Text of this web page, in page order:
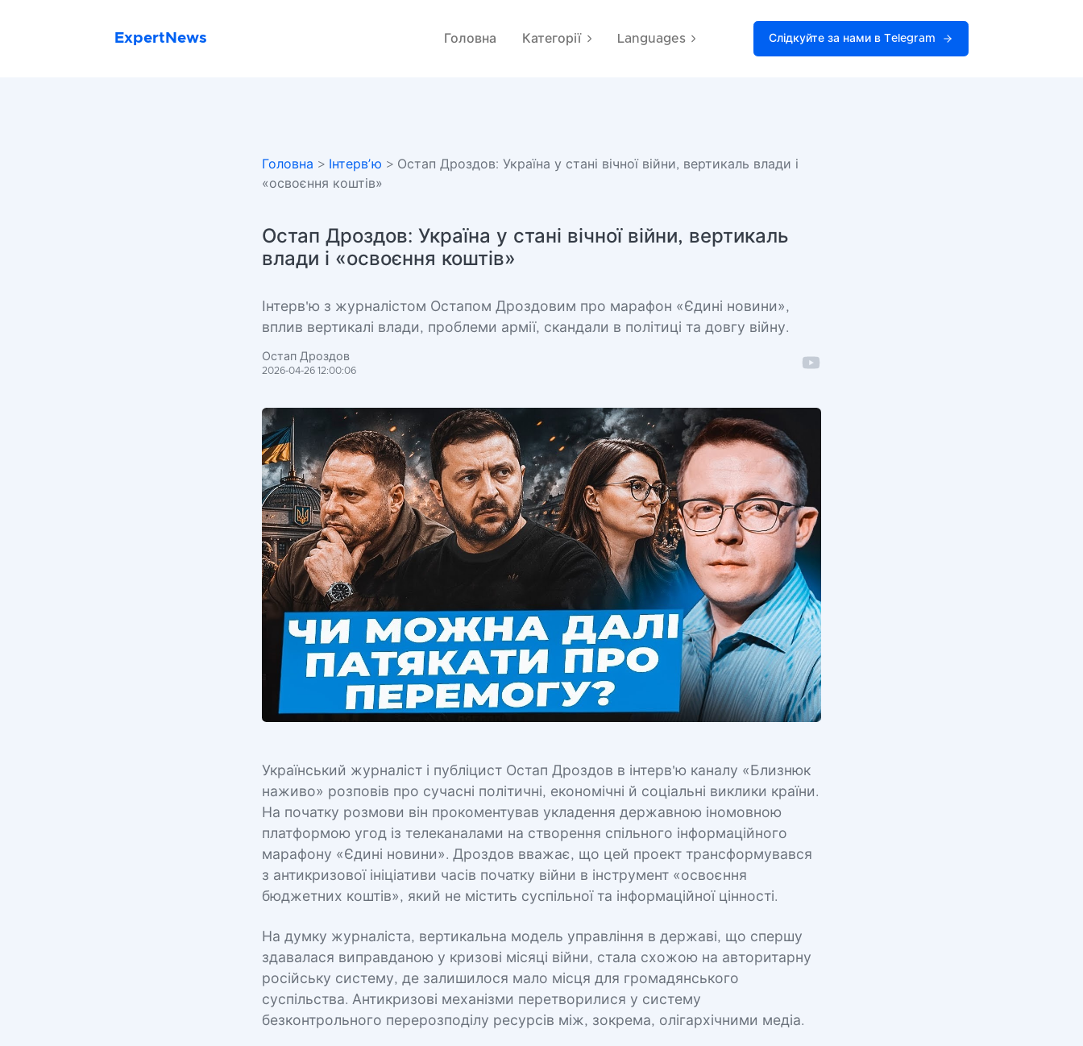
ExpertNews Головна Категорії Languages Слідкуйте за нами в Telegram
Головна > Інтервʼю > Остап Дроздов: Україна у стані вічної війни, вертикаль влади і
«освоєння коштів»
Остап Дроздов: Україна у стані вічної війни, вертикаль
влади і «освоєння коштів»
Інтерв'ю з журналістом Остапом Дроздовим про марафон «Єдині новини»,
вплив вертикалі влади, проблеми армії, скандали в політиці та довгу війну.
Остап Дроздов
2026-04-26 12:00:06
Український журналіст і публіцист Остап Дроздов в інтерв'ю каналу «Близнюк
наживо» розповів про сучасні політичні, економічні й соціальні виклики країни.
На початку розмови він прокоментував укладення державною іномовною
платформою угод із телеканалами на створення спільного інформаційного
марафону «Єдині новини». Дроздов вважає, що цей проект трансформувався
з антикризової ініціативи часів початку війни в інструмент «освоєння
бюджетних коштів», який не містить суспільної та інформаційної цінності.
На думку журналіста, вертикальна модель управління в державі, що спершу
здавалася виправданою у кризові місяці війни, стала схожою на авторитарну
російську систему, де залишилося мало місця для громадянського
суспільства. Антикризові механізми перетворилися у систему
безконтрольного перерозподілу ресурсів між, зокрема, олігархічними медіа.